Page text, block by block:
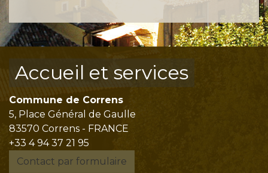
Accueil et services
Commune de Correns
5, Place Général de Gaulle
83570 Correns - FRANCE
+33 4 94 37 21 95
Contact par formulaire